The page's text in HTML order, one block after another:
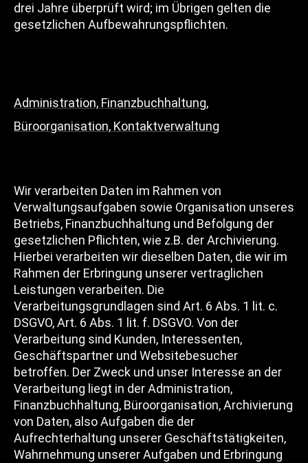
drei Jahre überprüft wird; im Übrigen gelten die
gesetzlichen Aufbewahrungspflichten.
Administration, Finanzbuchhaltung,
Büroorganisation, Kontaktverwaltung
Wir verarbeiten Daten im Rahmen von
Verwaltungsaufgaben sowie Organisation unseres
Betriebs, Finanzbuchhaltung und Befolgung der
gesetzlichen Pflichten, wie z.B. der Archivierung.
Hierbei verarbeiten wir dieselben Daten, die wir im
Rahmen der Erbringung unserer vertraglichen
Leistungen verarbeiten. Die
Verarbeitungsgrundlagen sind Art. 6 Abs. 1 lit. c.
DSGVO, Art. 6 Abs. 1 lit. f. DSGVO. Von der
Verarbeitung sind Kunden, Interessenten,
Geschäftspartner und Websitebesucher
betroffen. Der Zweck und unser Interesse an der
Verarbeitung liegt in der Administration,
Finanzbuchhaltung, Büroorganisation, Archivierung
von Daten, also Aufgaben die der
Aufrechterhaltung unserer Geschäftstätigkeiten,
Wahrnehmung unserer Aufgaben und Erbringung